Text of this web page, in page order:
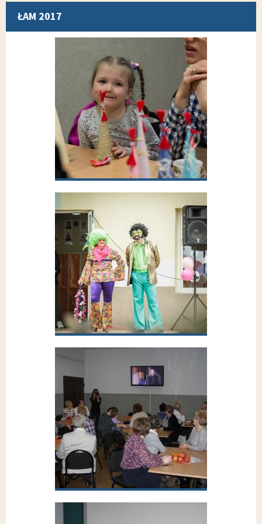
ŁAM 2017
WARSZTATY WIELKANOCNE 2017
WARSZTATY WIELKANOCNE DLA
DZIECI WRAZ Z OPIEKUNAMI,
03.04.17r.
Przejdź do galerii
POWITANIE WIOSNY W RYTMIE
DISCO, 21.03.2017r. fot. Jacek Anioł
Przejdź do galerii